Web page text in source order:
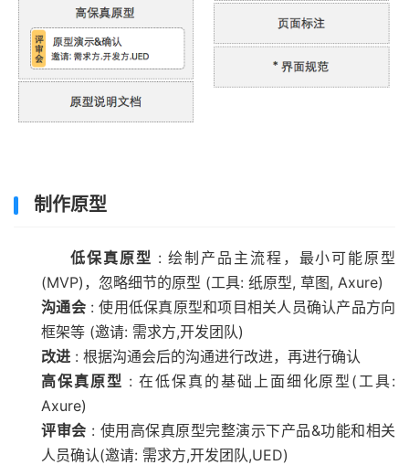
制作原型
低保真原型 : 绘制产品主流程，最小可能原型
(MVP)，忽略细节的原型 (工具: 纸原型, 草图, Axure)
沟通会: 使用低保真原型和项目相关人员确认产品方向
框架等 (邀请: 需求方,开发团队)
改进 : 根据沟通会后的沟通进行改进，再进行确认
高保真原型 : 在低保真的基础上面细化原型(工具:
Axure)
评审会 : 使用高保真原型完整演示下产品&功能和相关
人员确认(邀请: 需求方,开发团队,UED)